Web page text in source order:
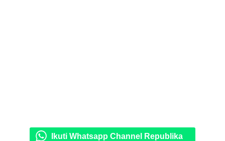
Ikuti Whatsapp Channel Republika